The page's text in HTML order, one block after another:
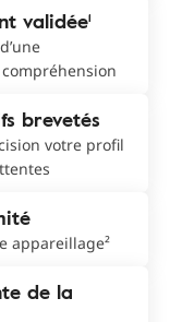
validée¹
brevetés
votre profil
appareillage²
de la